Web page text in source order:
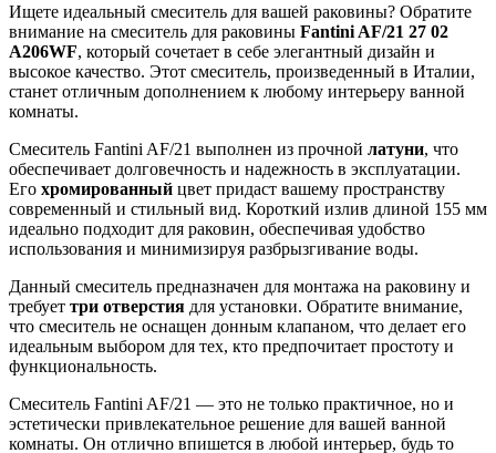
Ищете идеальный смеситель для вашей раковины? Обратите
внимание на смеситель для раковины Fantini AF/21 27 02
A206WF, который сочетает в себе элегантный дизайн и
высокое качество. Этот смеситель, произведенный в Италии,
станет отличным дополнением к любому интерьеру ванной
комнаты.
Смеситель Fantini AF/21 выполнен из прочной латуни, что
обеспечивает долговечность и надежность в эксплуатации.
Его хромированный цвет придаст вашему пространству
современный и стильный вид. Короткий излив длиной 155 мм
идеально подходит для раковин, обеспечивая удобство
использования и минимизируя разбрызгивание воды.
Данный смеситель предназначен для монтажа на раковину и
требует три отверстия для установки. Обратите внимание,
что смеситель не оснащен донным клапаном, что делает его
идеальным выбором для тех, кто предпочитает простоту и
функциональность.
Смеситель Fantini AF/21 — это не только практичное, но и
эстетически привлекательное решение для вашей ванной
комнаты. Он отлично впишется в любой интерьер, будь то